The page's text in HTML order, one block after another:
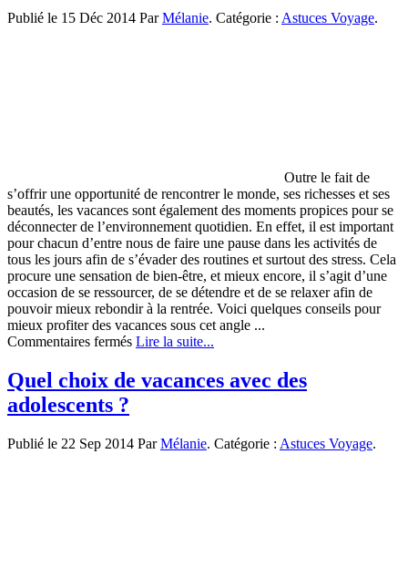
Porto
Publié le 15 Déc 2014 ParMélanie. Catégorie : Astuces Voyage.
Outre le fait de
s’offrir une opportunité de rencontrer le monde, ses richesses et ses
beautés, les vacances sont également des moments propices pour se
déconnecter de l’environnement quotidien. En effet, il est important
pour chacun d’entre nous de faire une pause dans les activités de
tous les jours afin de s’évader des routines et surtout des stress. Cela
procure une sensation de bien-être, et mieux encore, il s’agit d’une
occasion de se ressourcer, de se détendre et de se relaxer afin de
pouvoir mieux rebondir à la rentrée. Voici quelques conseils pour
mieux profiter des vacances sous cet angle ...
Commentaires ferméssur
détendre
relaxer
pendant
Lire la suite...
Quel choix de vacances avec des
adolescents ?
Publié le 22 Sep 2014 ParMélanie. Catégorie : Astuces Voyage.